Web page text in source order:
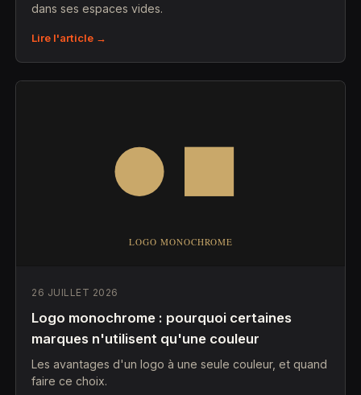
dans ses espaces vides.
Lire l'article →
26 JUILLET 2026
Logo monochrome : pourquoi certaines
marques n'utilisent qu'une couleur
Les avantages d'un logo à une seule couleur, et quand
faire ce choix.